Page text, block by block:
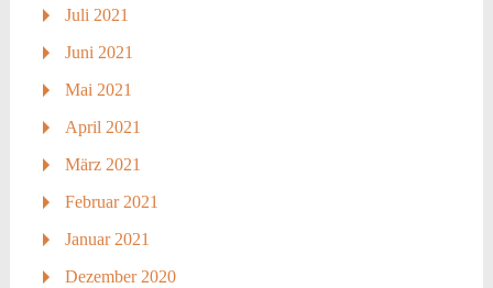
Juli 2021
Juni 2021
Mai 2021
April 2021
März 2021
Februar 2021
Januar 2021
Dezember 2020